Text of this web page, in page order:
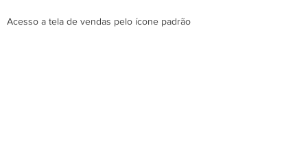
Acesso a tela de vendas pelo ícone padrão